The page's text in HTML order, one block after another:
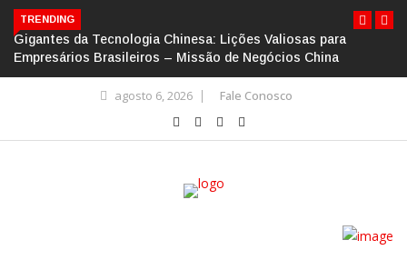
TRENDING
Gigantes da Tecnologia Chinesa: Lições Valiosas para
Empresários Brasileiros – Missão de Negócios China
agosto 6, 2026 Fale Conosco